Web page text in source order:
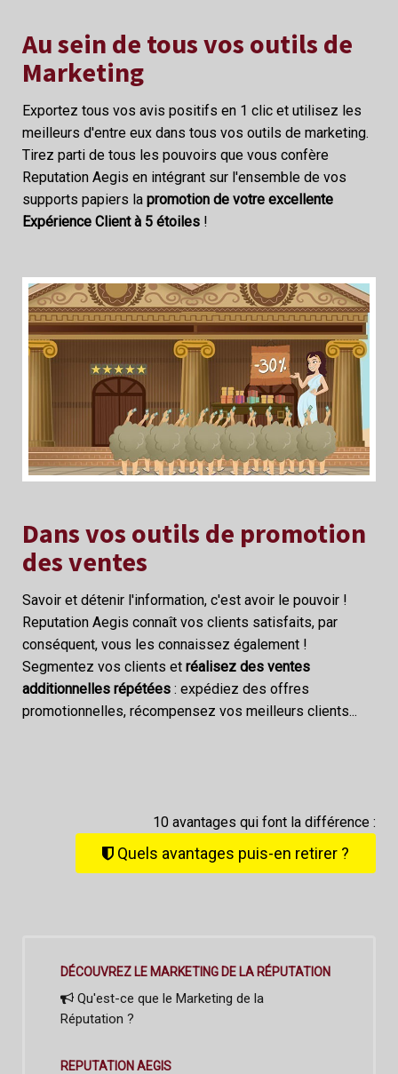
Au sein de tous vos outils de
Marketing
Exportez tous vos avis positifs en 1 clic et utilisez les
meilleurs d'entre eux dans tous vos outils de marketing.
Tirez parti de tous les pouvoirs que vous confère
Reputation Aegis en intégrant sur l'ensemble de vos
supports papiers la promotion de votre excellente
Expérience Client à 5 étoiles !
Dans vos outils de promotion
des ventes
Savoir et détenir l'information, c'est avoir le pouvoir !
Reputation Aegis connaît vos clients satisfaits, par
conséquent, vous les connaissez également !
Segmentez vos clients et réalisez des ventes
additionnelles répétées : expédiez des offres
promotionnelles, récompensez vos meilleurs clients...
10 avantages qui font la différence :
Quels avantages puis-en retirer ?
DÉCOUVREZ LE MARKETING DE LA RÉPUTATION
Qu'est-ce que le Marketing de la
Réputation ?
REPUTATION AEGIS